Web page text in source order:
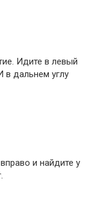
Идите в левый
в дальнем углу
и найдите у